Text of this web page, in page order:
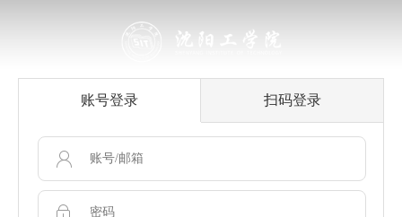
账号登录 扫码登录